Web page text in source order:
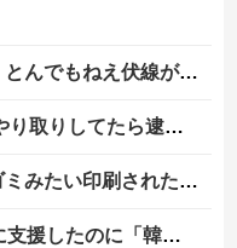
タ族の虐殺犯人がツェリードニヒだった模様！
されたんだがｗｗｗｗｗｗｗ
すわ」→お前がクレーマーだと大炎上
国産の水は水洗トイレに」